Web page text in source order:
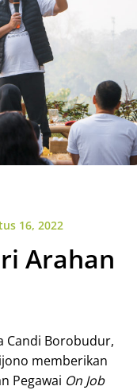
16, 2022
Arahan
Candi Borobudur,
memberikan
Pegawai On Job